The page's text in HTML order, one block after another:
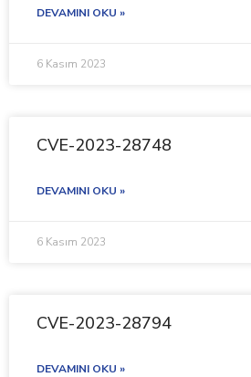
DEVAMINI OKU »
6 Kasım 2023
CVE-2023-28748
DEVAMINI OKU »
6 Kasım 2023
CVE-2023-28794
DEVAMINI OKU »